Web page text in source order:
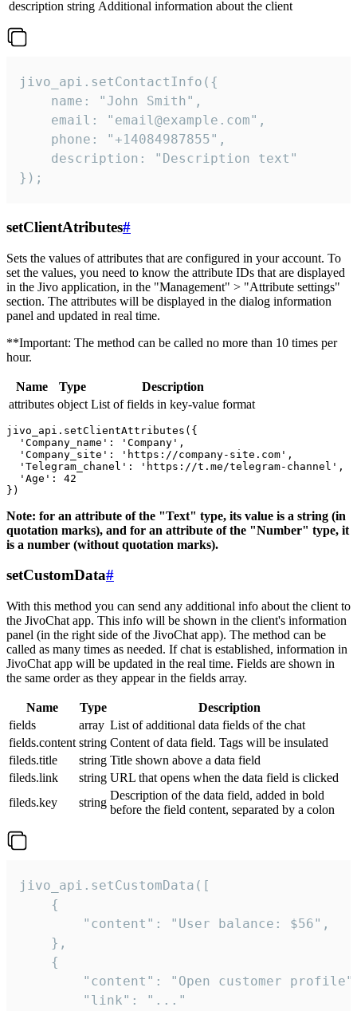
description string Additional information about the client
jivo_api.setContactInfo({
    name: "John Smith",
    email: "email@example.com",
    phone: "+14084987855",
    description: "Description text"
});
setClientAtributes#
Sets the values ​​of attributes that are configured in your account. To
set the values, you need to know the attribute IDs that are displayed
in the Jivo application, in the "Management" > "Attribute settings"
section. The attributes will be displayed in the dialog information
panel and updated in real time.
**Important: The method can be called no more than 10 times per
hour.
Name Type
Description
attributes object List of fields in key-value format
jivo_api.setClientAttributes({
  'Company_name': 'Company',
  'Company_site': 'https://company-site.com',
  'Telegram_chanel': 'https://t.me/telegram-channel',
  'Age': 42
Note: for an attribute of the "Text" type, its value is a string (in
quotation marks), and for an attribute of the "Number" type, it
is a number (without quotation marks).
setCustomData#
With this method you can send any additional info about the client to
the JivoChat app. This info will be shown in the client's information
panel (in the right side of the JivoChat app). The method can be
called as many times as needed. If chat is established, information in
JivoChat app will be updated in the real time. Fields are shown in
the same order as they appear in the fields array.
Name Type
Description
fields
array List of additional data fields of the chat
fields.content string Content of data field. Tags will be insulated
fileds.title
string Title shown above a data field
fileds.link
string URL that opens when the data field is clicked
fileds.key
string
Description of the data field, added in bold
before the field content, separated by a colon
jivo_api.setCustomData([
    {
        "content": "User balance: $56",
    },
    {
"content": "Open customer
        "link": "..."